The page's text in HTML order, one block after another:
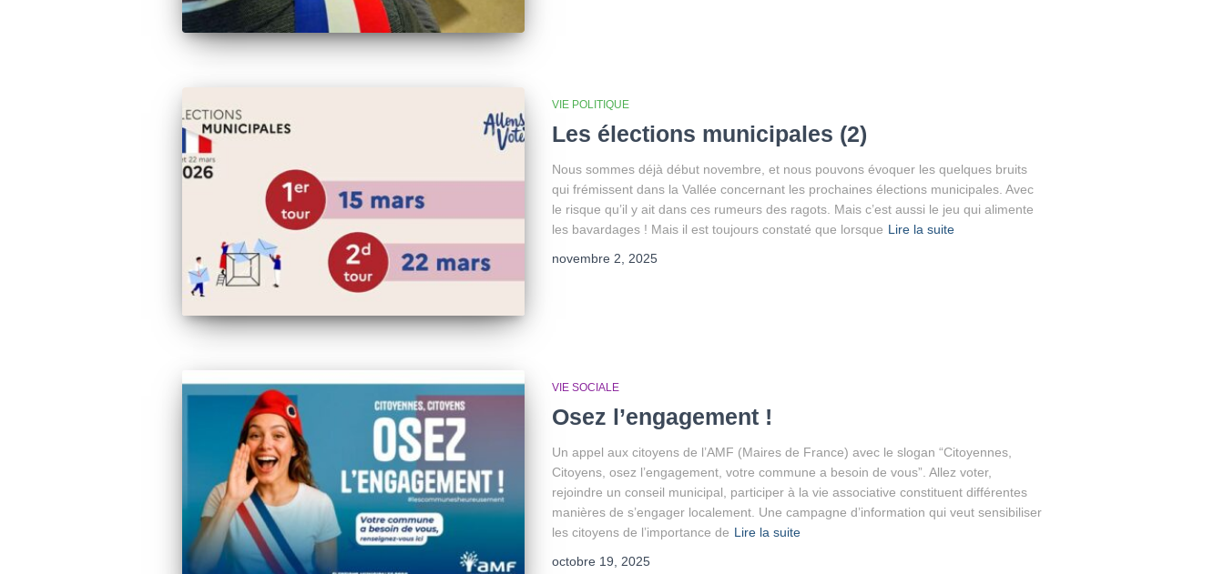
VIE POLITIQUE
Les élections municipales (2)
Nous sommes déjà début novembre, et nous pouvons évoquer les quelques bruits
qui frémissent dans la Vallée concernant les prochaines élections municipales. Avec
le risque qu’il y ait dans ces rumeurs des ragots. Mais c’est aussi le jeu qui alimente
les bavardages ! Mais il est toujours constaté que lorsque Lire la suite
novembre 2, 2025
VIE SOCIALE
Osez l’engagement !
Un appel aux citoyens de l’AMF (Maires de France) avec le slogan “Citoyennes,
Citoyens, osez l’engagement, votre commune a besoin de vous”. Allez voter,
rejoindre un conseil municipal, participer à la vie associative constituent différentes
manières de s’engager localement. Une campagne d’information qui veut sensibiliser
les citoyens de l’importance de Lire la suite
octobre 19, 2025